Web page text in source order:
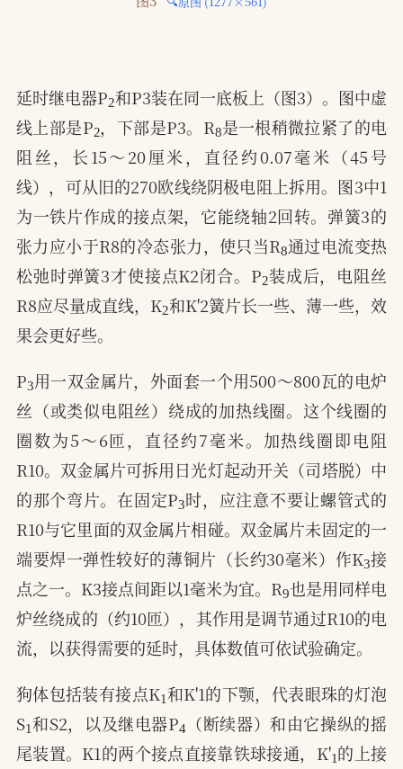
延时继电器P 2
和P3装在同一底板上（图3）。图中虚
线上部是P2，下部是P3。R8是一根稍微拉紧了的电
阻丝，长15～20厘米，直径约0.07毫米（45号
线），可从旧的270欧线绕阴极电阻上拆用。图3中1
为一铁片作成的接点架，它能绕轴2回转。弹簧3的
张力应小于R8的冷态张力，使只当R8通过电流变热
松弛时弹簧3才使接点K2闭合。P2装成后，电阻丝
R8应尽量成直线，K2和K'2簧片长一些、薄一些，效
果会更好些。
P 3用一双金属片，外面套一个用500～800瓦的电炉
丝（或类似电阻丝）绕成的加热线圈。这个线圈的
圈数为5～6匝，直径约7毫米。加热线圈即电阻
R10。双金属片可拆用日光灯起动开关（司塔脱）中
的那个弯片。在固定P3时，应注意不要让螺管式的
R10与它里面的双金属片相碰。双金属片未固定的一
端要焊一弹性较好的薄铜片（长约30毫米）作K3接
点之一。K3接点间距以1毫米为宜。R 9
也是用同样电
炉丝绕成的（约10匝），其作用是调节通过R10的电
流，以获得需要的延时，具体数值可依试验确定。
狗体包括装有接点K 和K'1的下颚，代表眼珠的灯泡
S1和S2，以及继电器P4 （断续器）和由它操纵的摇
尾装置。K1的两个接点直接靠铁球接通，K'1的上接